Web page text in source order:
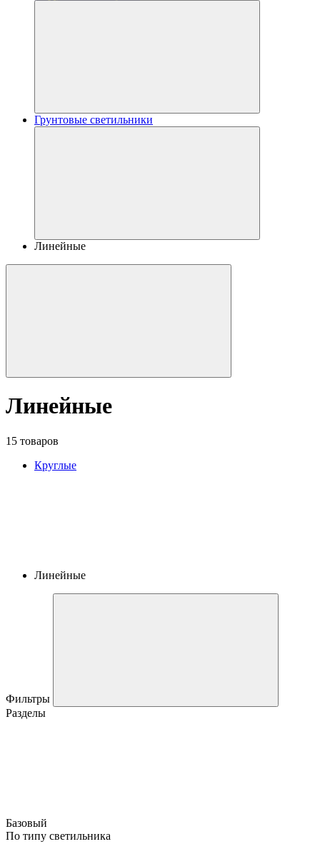
Грунтовые светильники
Линейные
Линейные
15 товаров
Круглые
Линейные
Фильтры
Разделы
Базовый
По типу светильника